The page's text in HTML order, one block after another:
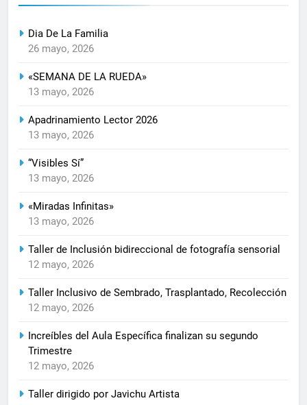
Dia De La Familia
26 mayo, 2026
«SEMANA DE LA RUEDA»
13 mayo, 2026
Apadrinamiento Lector 2026
13 mayo, 2026
“Visibles Sí”
13 mayo, 2026
«Miradas Infinitas»
13 mayo, 2026
Taller de Inclusión bidireccional de fotografía sensorial
12 mayo, 2026
Taller Inclusivo de Sembrado, Trasplantado, Recolección
12 mayo, 2026
Increíbles del Aula Específica finalizan su segundo
Trimestre
12 mayo, 2026
Taller dirigido por Javichu Artista